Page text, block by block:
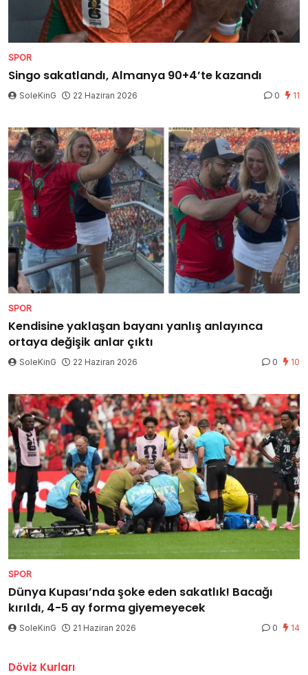
SPOR
Singo sakatlandı, Almanya 90+4’te kazandı
SoleKinG 22 Haziran 2026 0 11
SPOR
Kendisine yaklaşan bayanı yanlış anlayınca
ortaya değişik anlar çıktı
SoleKinG 22 Haziran 2026 0 10
SPOR
Dünya Kupası’nda şoke eden sakatlık! Bacağı
kırıldı, 4-5 ay forma giyemeyecek
SoleKinG 21 Haziran 2026 0 14
Döviz Kurları